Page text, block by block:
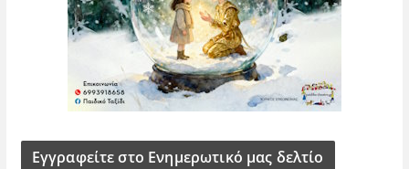
Εγγραφείτε στο Ενημερωτικό μας δελτίο